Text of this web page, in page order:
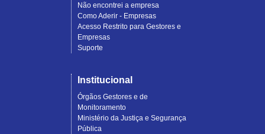
Não encontrei a empresa
Como Aderir - Empresas
Acesso Restrito para Gestores e
Empresas
Suporte
Institucional
Órgãos Gestores e de
Monitoramento
Ministério da Justiça e Segurança
Pública